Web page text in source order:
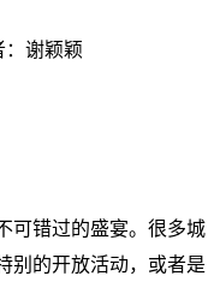
谢颖颖
可错过的盛宴。很多城
别的开放活动，或者是